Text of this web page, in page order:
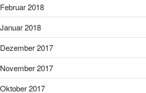
Februar 2018
Januar 2018
Dezember 2017
November 2017
Oktober 2017